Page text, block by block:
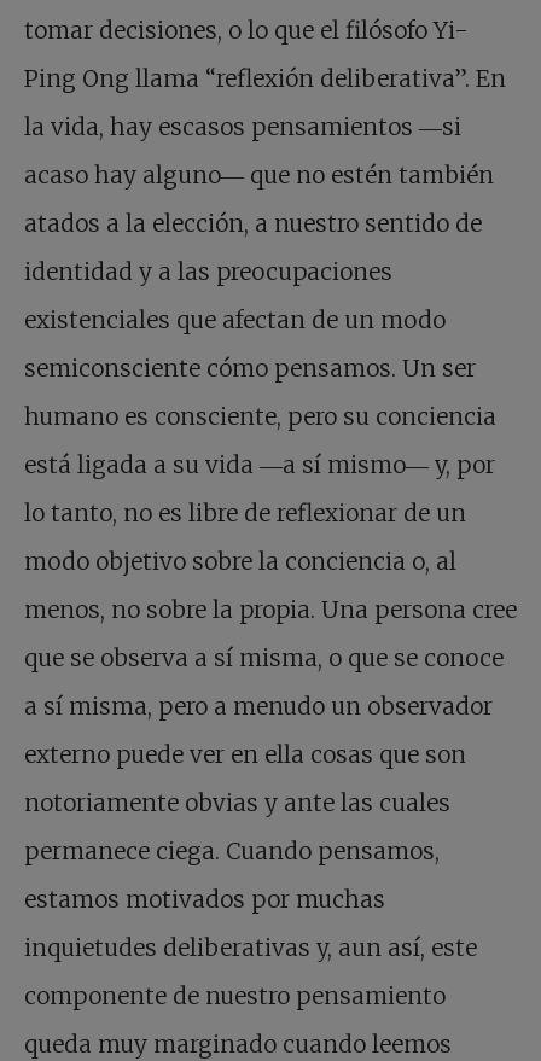
tomar decisiones, o lo que el filósofo Yi-
Ping Ong llama “reflexión deliberativa”. En
la vida, hay escasos pensamientos ―si
acaso hay alguno― que no estén también
atados a la elección, a nuestro sentido de
identidad y a las preocupaciones
existenciales que afectan de un modo
semiconsciente cómo pensamos. Un ser
humano es consciente, pero su conciencia
está ligada a su vida ―a sí mismo― y, por
lo tanto, no es libre de reflexionar de un
modo objetivo sobre la conciencia o, al
menos, no sobre la propia. Una persona cree
que se observa a sí misma, o que se conoce
a sí misma, pero a menudo un observador
externo puede ver en ella cosas que son
notoriamente obvias y ante las cuales
permanece ciega. Cuando pensamos,
estamos motivados por muchas
inquietudes deliberativas y, aun así, este
componente de nuestro pensamiento
queda muy marginado cuando leemos